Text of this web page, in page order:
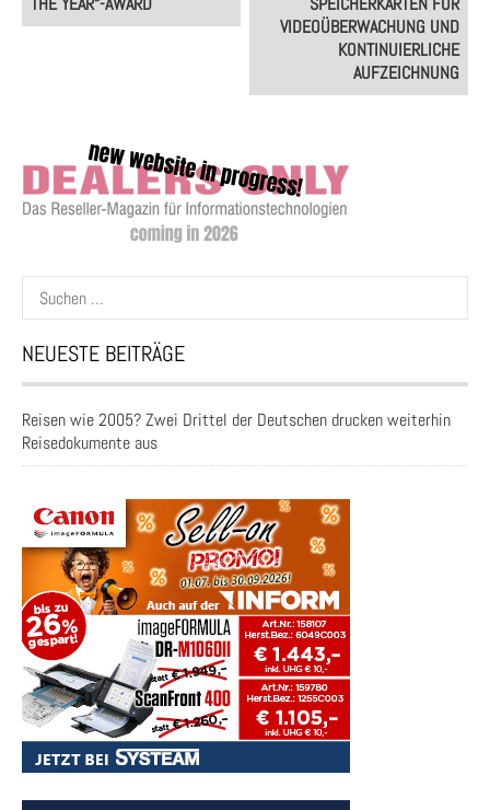
VIDEOÜBERWACHUNG UND
KONTINUIERLICHE
AUFZEICHNUNG
Suchen
nach:
NEUESTE BEITRÄGE
Reisen wie 2005? Zwei Drittel der Deutschen drucken weiterhin
Reisedokumente aus